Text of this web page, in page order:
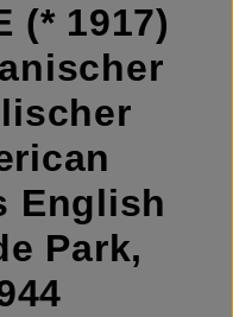
(* 1917)
English
Park,